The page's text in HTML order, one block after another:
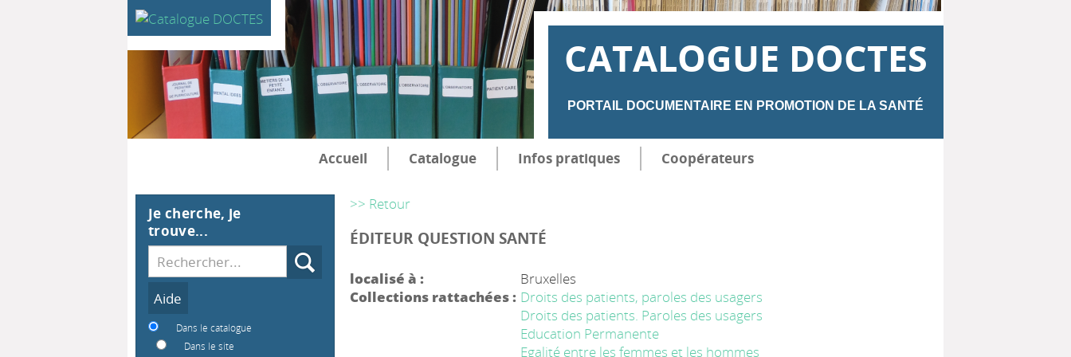
CATALOGUE DOCTES
PORTAIL DOCUMENTAIRE EN PROMOTION DE LA SANTÉ
Accueil Catalogue Infos pratiques Coopérateurs
>> Retour
ÉDITEUR QUESTION SANTÉ
localisé à :
Bruxelles
Collections rattachées : Droits des patients, paroles des usagers
Droits des patients. Paroles des usagers
Education Permanente
Egalité entre les femmes et les hommes
Je cherche, je
trouve...
Recherche
Dans le catalogue
Dans le site